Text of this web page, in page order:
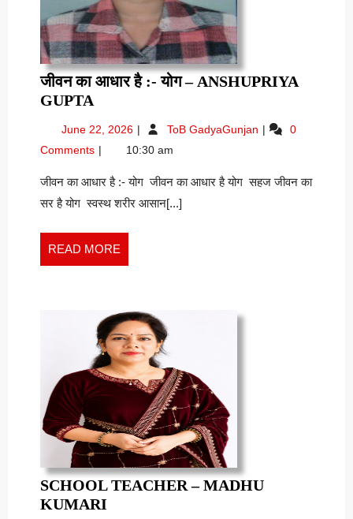
जीवन का आधार है :- योग – ANSHUPRIYA
GUPTA
आधार
है
:-
–
ANSHUPRIYA
GUPTA
June 22, 2026 June
2026
ToB GadyaGunjan जीवन
:-
0
Comments
10:30 am
जीवन का आधार है :- योग जीवन का आधार है योग सहज जीवन का
सर है योग स्वस्थ शरीर आसान[...]
READ MORE
MORE
SCHOOL TEACHER – MADHU
KUMARI